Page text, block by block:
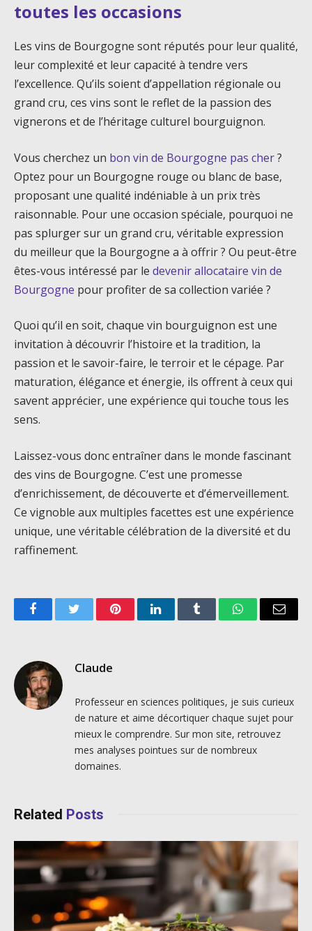
toutes les occasions
Les vins de Bourgogne sont réputés pour leur qualité,
leur complexité et leur capacité à tendre vers
l’excellence. Qu’ils soient d’appellation régionale ou
grand cru, ces vins sont le reflet de la passion des
vignerons et de l’héritage culturel bourguignon.
Vous cherchez un bon vin de Bourgogne pas cher?
Optez pour un Bourgogne rouge ou blanc de base,
proposant une qualité indéniable à un prix très
raisonnable. Pour une occasion spéciale, pourquoi ne
pas splurger sur un grand cru, véritable expression
du meilleur que la Bourgogne a à offrir ? Ou peut-être
êtes-vous intéressé par le devenir allocataire vin de
Bourgogne pour profiter de sa collection variée ?
Quoi qu’il en soit, chaque vin bourguignon est une
invitation à découvrir l’histoire et la tradition, la
passion et le savoir-faire, le terroir et le cépage. Par
maturation, élégance et énergie, ils offrent à ceux qui
savent apprécier, une expérience qui touche tous les
sens.
Laissez-vous donc entraîner dans le monde fascinant
des vins de Bourgogne. C’est une promesse
d’enrichissement, de découverte et d’émerveillement.
Ce vignoble aux multiples facettes est une expérience
unique, une véritable célébration de la diversité et du
raffinement.
FacebookTwitter PinterestLinkedInTumblr WhatsAppEmail
Claude
Professeur en sciences politiques, je suis curieux
de nature et aime décortiquer chaque sujet pour
mieux le comprendre. Sur mon site, retrouvez
mes analyses pointues sur de nombreux
domaines.
Related Posts